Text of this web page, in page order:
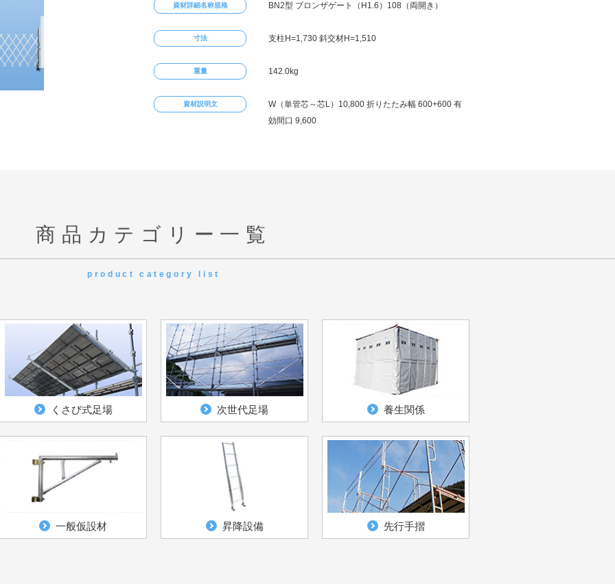
資材詳細名称規格 BN2型 ブロンザゲート（H1.6）108（両開き）
寸法 支柱H=1,730 斜交材H=1,510
重量 142.0kg
資材説明文
W（単管芯～芯L）10,800 折りたたみ幅 600+600 有
効間口 9,600
商品カテゴリー一覧
product category list
くさび式足場 次世代足場 養生関係
一般仮設材 昇降設備 先行手摺